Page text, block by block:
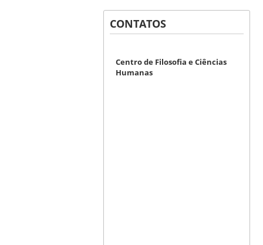
CONTATOS
Centro de Filosofia e Ciências
Humanas